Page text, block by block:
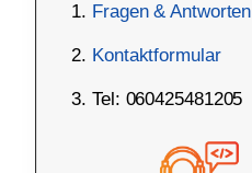
Fragen & Antworten
Kontaktformular
Tel: 060425481205